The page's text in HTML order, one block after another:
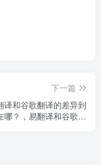
下一篇
译和谷歌翻译的差异到
哪？，易翻译和谷歌翻